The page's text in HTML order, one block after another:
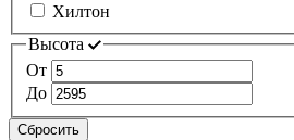
Хилтон
Высота
От
До
Сбросить